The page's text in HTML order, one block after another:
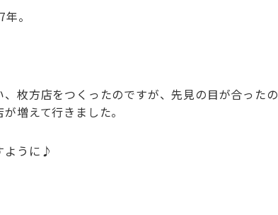
。
枚方店をつくったのですが、先見の目が合った
増えて行きました。
ように♪